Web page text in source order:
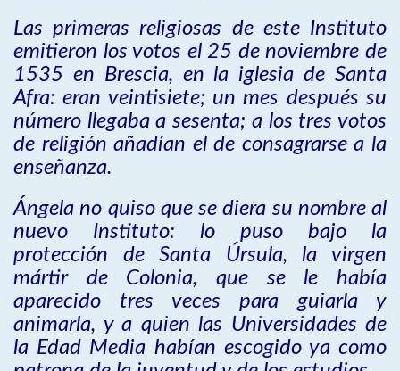
Las primeras religiosas de este Instituto
emitieron los votos el 25 de noviembre de
1535 en Brescia, en la iglesia de Santa
Afra: eran veintisiete; un mes después su
número llegaba a sesenta; a los tres votos
de religión añadían el de consagrarse a la
enseñanza.
Ángela no quiso que se diera su nombre al
nuevo Instituto: lo puso bajo la
protección de Santa Úrsula, la virgen
mártir de Colonia, que se le había
aparecido tres veces para guiarla y
animarla, y a quien las Universidades de
la Edad Media habían escogido ya como